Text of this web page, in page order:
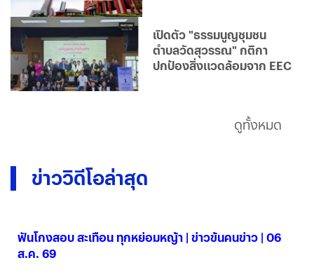
เปิดตัว "ธรรมนูญชุมชน
ตำบลวัดสุวรรณ" กติกา
ปกป้องสิ่งแวดล้อมจาก EEC
ดูทั้งหมด
ข่าววิดีโอล่าสุด
ฟันโกงสอบ สะเทือน ทุกหย่อมหญ้า | ข่าวข้นคนข่าว | 06
ส.ค. 69